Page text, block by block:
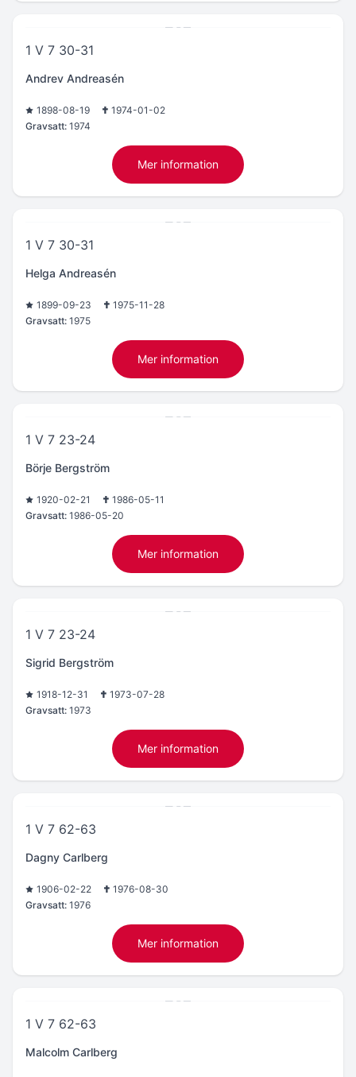
1 V 7 30-31
Andrev Andreasén
1898-08-19
1974-01-02
Gravsatt: 1974
Mer information
1 V 7 30-31
Helga Andreasén
1899-09-23
1975-11-28
Gravsatt: 1975
Mer information
1 V 7 23-24
Börje Bergström
1920-02-21
1986-05-11
Gravsatt: 1986-05-20
Mer information
1 V 7 23-24
Sigrid Bergström
1918-12-31
1973-07-28
Gravsatt: 1973
Mer information
1 V 7 62-63
Dagny Carlberg
1906-02-22
1976-08-30
Gravsatt: 1976
Mer information
1 V 7 62-63
Malcolm Carlberg